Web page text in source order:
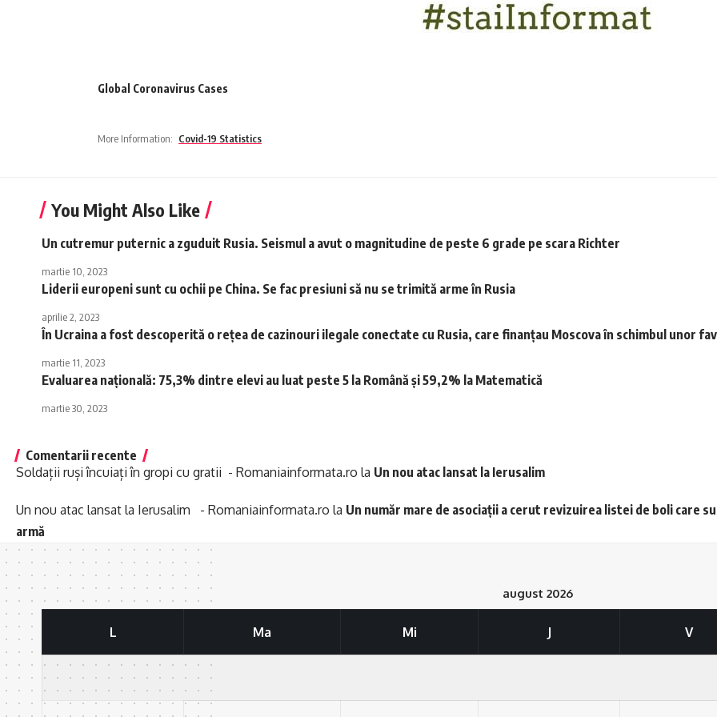
Global Coronavirus Cases
More Information: Covid-19 Statistics
You Might Also Like
Un cutremur puternic a zguduit Rusia. Seismul a avut o magnitudine de peste 6 grade pe scara Richter
martie 10, 2023
Liderii europeni sunt cu ochii pe China. Se fac presiuni să nu se trimită arme în Rusia
aprilie 2, 2023
În Ucraina a fost descoperită o rețea de cazinouri ilegale conectate cu Rusia, care finanțau Moscova în schimbul unor
martie 11, 2023
Evaluarea naţională: 75,3% dintre elevi au luat peste 5 la Română și 59,2% la Matematică
martie 30, 2023
Comentarii recente
Soldații ruși încuiați în gropi cu gratii - Romaniainformata.ro la Un nou atac lansat la Ierusalim
Un nou atac lansat la Ierusalim - Romaniainformata.ro la Un număr mare de asociații a cerut revizuirea listei de boli care
armă
august 2026
L Ma Mi J V